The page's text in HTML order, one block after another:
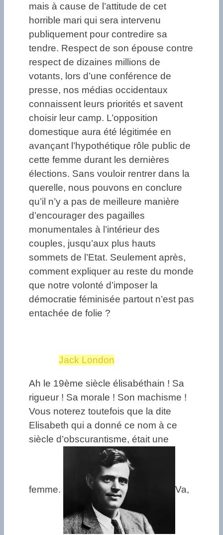
mais à cause de l’attitude de cet
horrible mari qui sera intervenu
publiquement pour contredire sa
tendre. Respect de son épouse contre
respect de dizaines millions de
votants, lors d’une conférence de
presse, nos médias occidentaux
connaissent leurs priorités et savent
choisir leur camp. L’opposition
domestique aura été légitimée en
avançant l’hypothétique rôle public de
cette femme durant les dernières
élections. Sans vouloir rentrer dans la
querelle, nous pouvons en conclure
qu’il n’y a pas de meilleure manière
d’encourager des pagailles
monumentales à l’intérieur des
couples, jusqu’aux plus hauts
sommets de l’Etat. Seulement après,
comment expliquer au reste du monde
que notre volonté d’imposer la
démocratie féminisée partout n’est pas
entachée de folie ?
Jack London
Ah le 19ème siècle élisabéthain ! Sa
rigueur ! Sa morale ! Son machisme !
Vous noterez toutefois que la dite
Elisabeth qui a donné ce nom à ce
siècle d’obscurantisme, était une
femme. Va,